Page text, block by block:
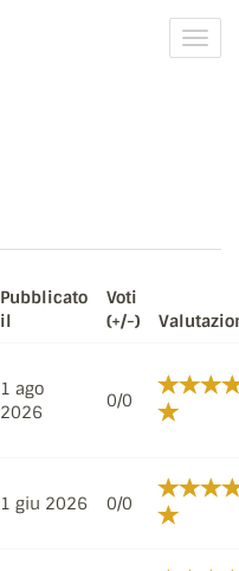
Pubblicato
il
Voti
(+/-)
1 ago
2026
0/0
1 giu 2026 0/0